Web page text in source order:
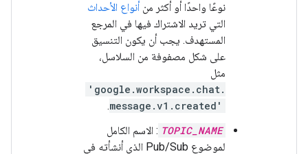
نوعًا واحدًا أو أكثر منأنواع الأحداث
التي تريد الاشتراك فيها في المرجع
المستهدف. يجب أن يكون التنسيق
على شكل مصفوفة من السلاسل،
مثل
'google.workspace.chat.
message.v1.created'
.
TOPIC_NAME : الاسم الكامل
لموضوع Pub/Sub الذي أنشأته في